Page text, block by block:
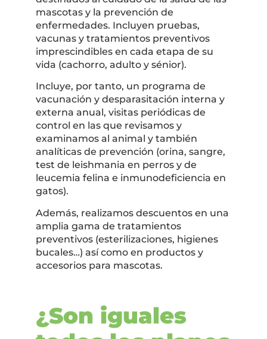
mascotas y la prevención de
enfermedades. Incluyen pruebas,
vacunas y tratamientos preventivos
imprescindibles en cada etapa de su
vida (cachorro, adulto y sénior).
Incluye, por tanto, un programa de
vacunación y desparasitación interna y
externa anual, visitas periódicas de
control en las que revisamos y
examinamos al animal y también
analíticas de prevención (orina, sangre,
test de leishmania en perros y de
leucemia felina e inmunodeficiencia en
gatos).
Además, realizamos descuentos en una
amplia gama de tratamientos
preventivos (esterilizaciones, higienes
bucales…) así como en productos y
accesorios para mascotas.
¿Son iguales